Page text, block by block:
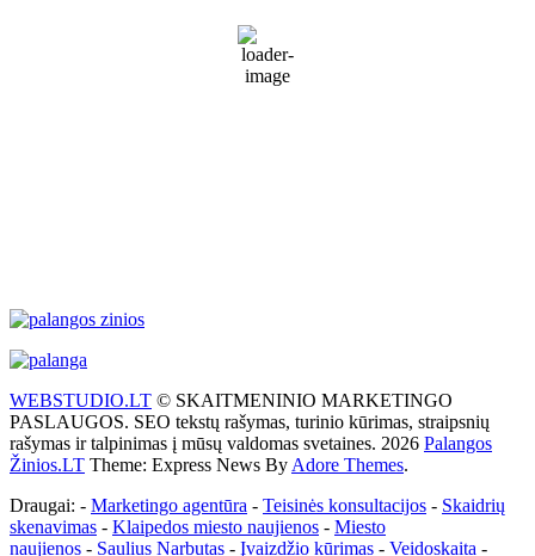
79 %
WEBSTUDIO.LT © SKAITMENINIO MARKETINGO
PASLAUGOS. SEO tekstų rašymas, turinio kūrimas, straipsnių
rašymas ir talpinimas į mūsų valdomas svetaines. 2026 Palangos
Žinios.LT Theme: Express News By Adore Themes.
Draugai: - Marketingo agentūra - Teisinės konsultacijos - Skaidrių
skenavimas - Klaipedos miesto naujienos - Miesto
naujienos - Saulius Narbutas - Įvaizdžio kūrimas - Veidoskaita -